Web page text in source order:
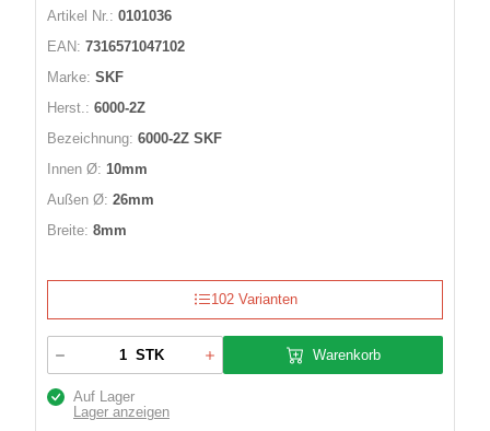
Artikel Nr.: 0101036
EAN: 7316571047102
Marke: SKF
Herst.: 6000-2Z
Bezeichnung: 6000-2Z SKF
Innen Ø: 10mm
Außen Ø: 26mm
Breite: 8mm
102 Varianten
STK Warenkorb
Auf Lager
Lager anzeigen